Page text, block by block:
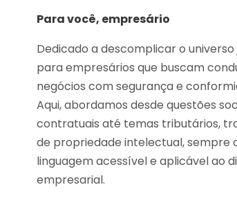
Para você, empresário
Dedicado a descomplicar o
para empresários que buscam
negócios com segurança e
Aqui, abordamos desde questões
contratuais até temas tributários,
de propriedade intelectual, sempre
linguagem acessível e aplicável ao
empresarial.